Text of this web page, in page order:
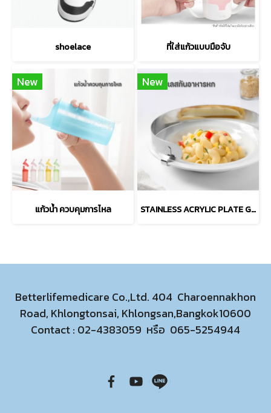
shoelace ที่ใส่แก้วแบบมือจับ
New
แก้วน้ำ ควบคุมการไหล
New
STAINLESS ACRYLIC PLATE GUARD
Betterlifemedicare Co.,Ltd. 404 Charoennakhon
Road, Khlongtonsai, Khlongsan,Bangkok10600
Contact : 02-4383059 หรือ 065-5254944